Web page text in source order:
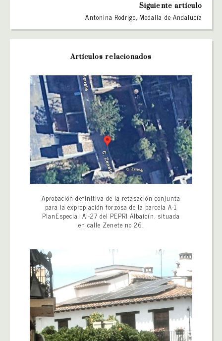
Siguiente artículo
Antonina Rodrigo, Medalla de Andalucía
Artículos relacionados
Aprobación definitiva de la retasación conjunta
para la expropiación forzosa de la parcela A-1
PlanEspecial AI-27 del PEPRI Albaicín, situada
en calle Zenete no 26.